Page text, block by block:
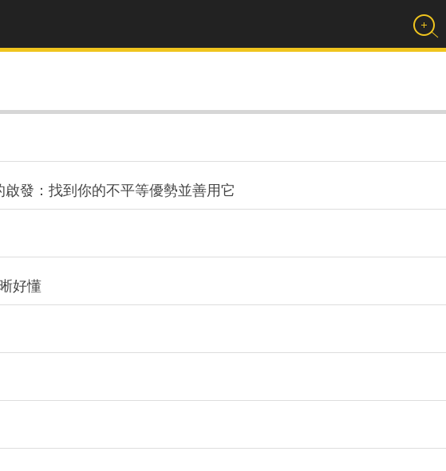
發：找到你的不平等優勢並善用它
好懂